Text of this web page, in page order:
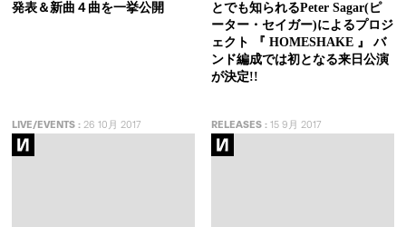
発表＆新曲４曲を一挙公開
とでも知られるPeter Sagar(ピ
ーター・セイガー)によるプロジ
ェクト 『 HOMESHAKE 』 バ
ンド編成では初となる来日公演
が決定!!
LIVE/EVENTS : 26 10月 2017 RELEASES:15 9月 2017